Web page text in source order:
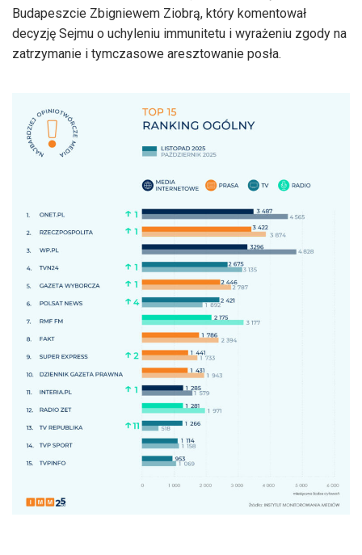
Budapeszcie Zbigniewem Ziobrą, który komentował
decyzję Sejmu o uchyleniu immunitetu i wyrażeniu zgody na
zatrzymanie i tymczasowe aresztowanie posła.